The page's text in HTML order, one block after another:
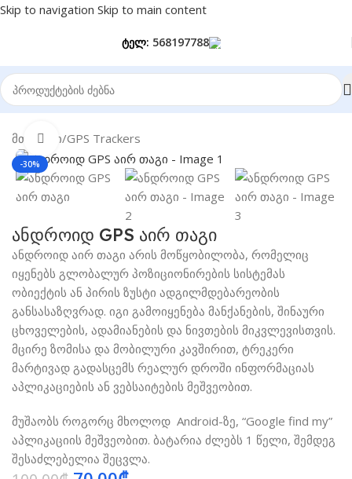
Skip to navigation Skip to main content
ტელ: 568197788
მთავარი/GPS Trackers
-30%
Click to enlarge
ანდროიდ GPS აირ თაგი
ანდროიდ აირ თაგი არის მოწყობილობა, რომელიც
იყენებს გლობალურ პოზიციონირების სისტემას
ობიექტის ან პირის ზუსტი ადგილმდებარეობის
განსასაზღვრად. იგი გამოიყენება მანქანების, შინაური
ცხოველების, ადამიანების და ნივთების მიკვლევისთვის.
მცირე ზომისა და მობილური კავშირით, ტრეკერი
მარტივად გადასცემს რეალურ დროში ინფორმაციას
აპლიკაციების ან ვებსაიტების მეშვეობით.
მუშაობს როგორც მხოლოდ Android-ზე, “Google find my”
აპლიკაციის მეშვეობით. ბატარია ძლებს 1 წელი, შემდეგ
შესაძლებელია შეცვლა.